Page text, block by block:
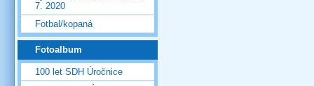
7. 2020
Fotbal/kopaná
Fotoalbum
100 let SDH Úročnice